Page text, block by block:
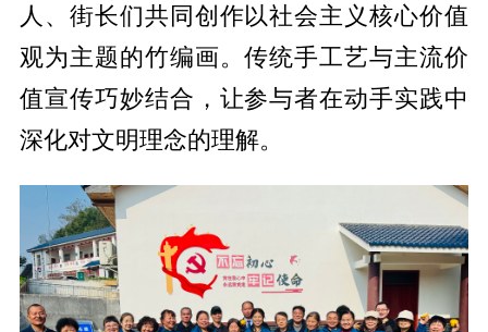
人、街长们共同创作以社会主义核心价值
观为主题的竹编画。传统手工艺与主流价
值宣传巧妙结合，让参与者在动手实践中
深化对文明理念的理解。